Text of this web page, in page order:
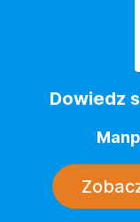
Dowiedz